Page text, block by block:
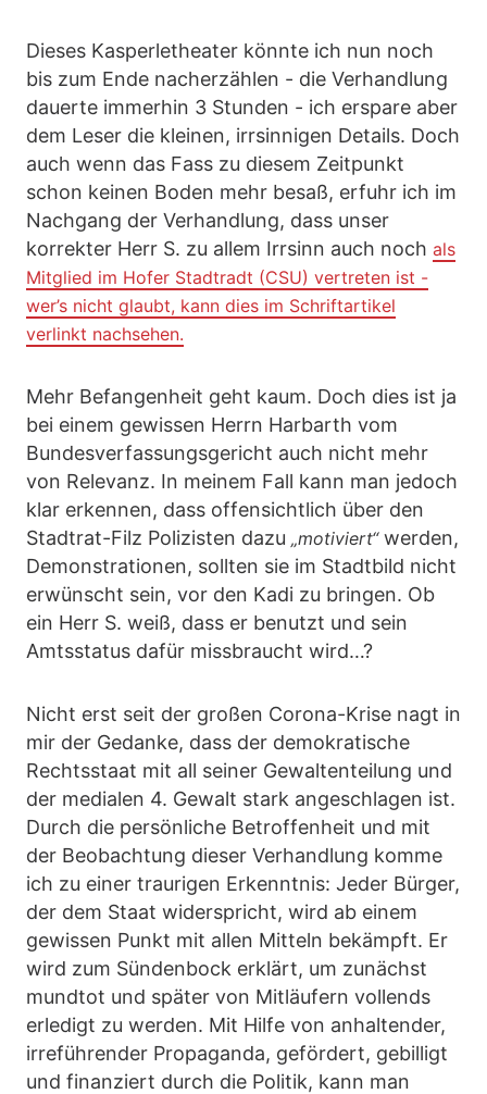
Dieses Kasperletheater könnte ich nun noch
bis zum Ende nacherzählen - die Verhandlung
dauerte immerhin 3 Stunden - ich erspare aber
dem Leser die kleinen, irrsinnigen Details. Doch
auch wenn das Fass zu diesem Zeitpunkt
schon keinen Boden mehr besaß, erfuhr ich im
Nachgang der Verhandlung, dass unser
korrekter Herr S. zu allem Irrsinn auch noch als
Mitglied im Hofer Stadtradt (CSU) vertreten ist -
wer’s nicht glaubt, kann dies im Schriftartikel
verlinkt nachsehen.
Mehr Befangenheit geht kaum. Doch dies ist ja
bei einem gewissen Herrn Harbarth vom
Bundesverfassungsgericht auch nicht mehr
von Relevanz. In meinem Fall kann man jedoch
klar erkennen, dass offensichtlich über den
Stadtrat-Filz Polizisten dazu „motiviert“werden,
Demonstrationen, sollten sie im Stadtbild nicht
erwünscht sein, vor den Kadi zu bringen. Ob
ein Herr S. weiß, dass er benutzt und sein
Amtsstatus dafür missbraucht wird…?
Nicht erst seit der großen Corona-Krise nagt in
mir der Gedanke, dass der demokratische
Rechtsstaat mit all seiner Gewaltenteilung und
der medialen 4. Gewalt stark angeschlagen ist.
Durch die persönliche Betroffenheit und mit
der Beobachtung dieser Verhandlung komme
ich zu einer traurigen Erkenntnis: Jeder Bürger,
der dem Staat widerspricht, wird ab einem
gewissen Punkt mit allen Mitteln bekämpft. Er
wird zum Sündenbock erklärt, um zunächst
mundtot und später von Mitläufern vollends
erledigt zu werden. Mit Hilfe von anhaltender,
irreführender Propaganda, gefördert, gebilligt
und finanziert durch die Politik, kann man